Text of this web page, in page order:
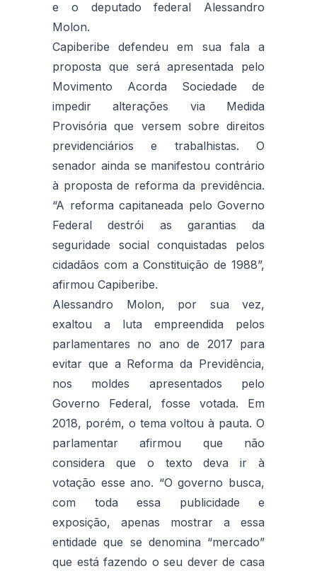
e o deputado federal Alessandro
Molon.
Capiberibe defendeu em sua fala a
proposta que será apresentada pelo
Movimento Acorda Sociedade de
impedir alterações via Medida
Provisória que versem sobre direitos
previdenciários e trabalhistas. O
senador ainda se manifestou contrário
à proposta de reforma da previdência.
“A reforma capitaneada pelo Governo
Federal destrói as garantias da
seguridade social conquistadas pelos
cidadãos com a Constituição de 1988”,
afirmou Capiberibe.
Alessandro Molon, por sua vez,
exaltou a luta empreendida pelos
parlamentares no ano de 2017 para
evitar que a Reforma da Previdência,
nos moldes apresentados pelo
Governo Federal, fosse votada. Em
2018, porém, o tema voltou à pauta. O
parlamentar afirmou que não
considera que o texto deva ir à
votação esse ano. “O governo busca,
com toda essa publicidade e
exposição, apenas mostrar a essa
entidade que se denomina “mercado”
que está fazendo o seu dever de casa